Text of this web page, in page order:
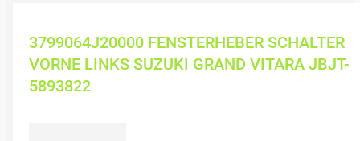
3799064J20000 FENSTERHEBER SCHALTER
VORNE LINKS SUZUKI GRAND VITARA JBJT-
5893822